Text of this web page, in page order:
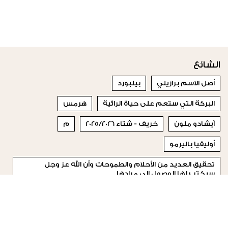
الشائع
أصل الاسم برازيلي بيلبورد
البركة التي ستعم على حياة الرائية هرمس
آيشادو ملون خريف - شتاء 2025/2026 م
أوليفيا باليرمو
تحقيق العديد من الأحلام والطموحات وأن الله عز وجل
سيكتب لها الوصول إلى مرادها